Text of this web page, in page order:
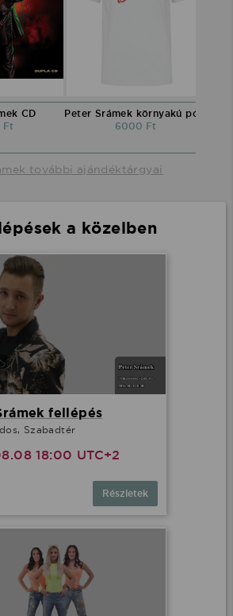
CD
Ft
6000 Ft
további ajándéktárgyai
a közelben
fellépés
Szabadtér
18:00 UTC+2
Részletek